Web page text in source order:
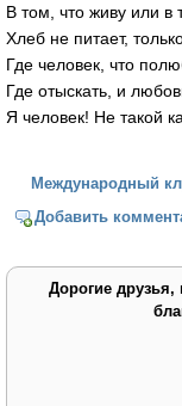
В том, что живу или в
Хлеб не питает,
Где человек, что
Где отыскать, и
Я человек! Не такой
Международный
Добавить
Дорогие друзья,